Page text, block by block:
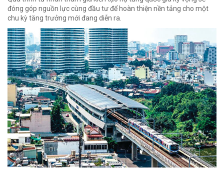
đóng góp nguồn lực cùng đầu tư để hoàn thiện nền tảng cho một
chu kỳ tăng trưởng mới đang diễn ra.